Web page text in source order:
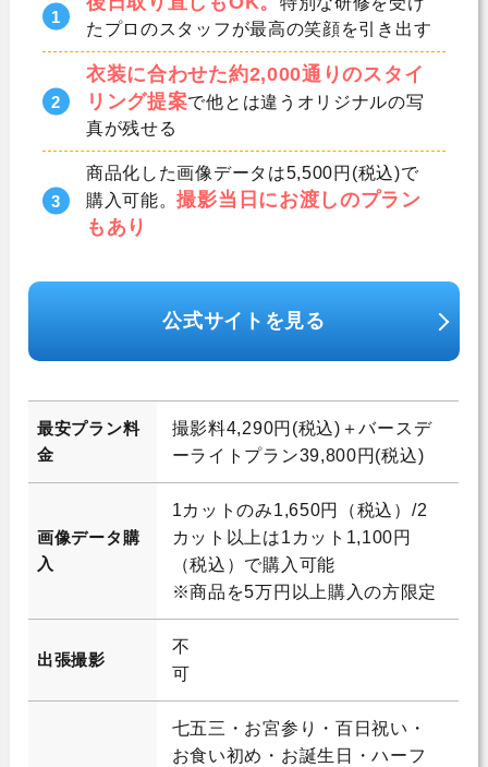
たプロのスタッフが最高の笑顔を引き出す
衣装に合わせた約2,000通りのスタイ
リング提案で他とは違うオリジナルの写
真が残せる
商品化した画像データは5,500円(税込)で
購入可能。撮影当日にお渡しのプラン
もあり
公式サイトを見る
最安プラン料
金
撮影料4,290円(税込)＋バースデ
ーライトプラン39,800円(税込)
画像データ購
入
1カットのみ1,650円（税込）/2
カット以上は1カット1,100円
（税込）で購入可能
※商品を5万円以上購入の方限定
出張撮影
不
可
七五三・お宮参り・百日祝い・
お食い初め・お誕生日・ハーフ